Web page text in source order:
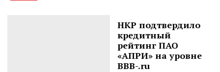
НКР подтвердило
кредитный
рейтинг ПАО
«АПРИ» на уровне
BBB-.ru